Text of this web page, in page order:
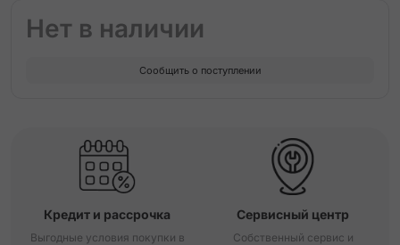
Нет в наличии
Сообщить о поступлении
Кредит и рассрочка
Выгодные условия покупки в
Сервисный центр
Собственный сервис и